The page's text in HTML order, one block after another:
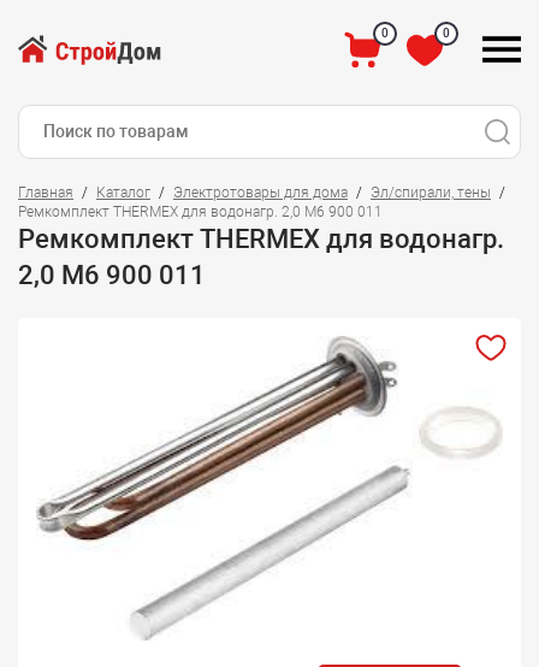
0 0
Главная Каталог Электротовары для дома
Эл/спирали, тены
Ремкомплект THERMEX для водонагр. 2,0 М6 900 011
Ремкомплект THERMEX для водонагр.
2,0 М6 900 011